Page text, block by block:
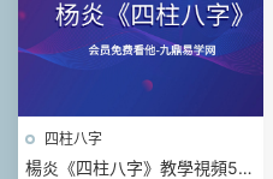
四柱八字
楊炎《四柱八字》教學視頻56